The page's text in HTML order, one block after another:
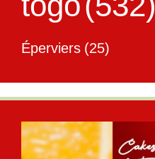
Éperviers (25)